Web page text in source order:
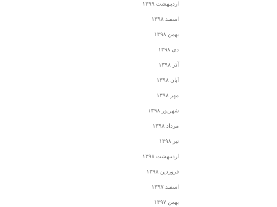
اردیبهشت ۱۳۹۹
اسفند ۱۳۹۸
بهمن ۱۳۹۸
دی ۱۳۹۸
آذر ۱۳۹۸
آبان ۱۳۹۸
مهر ۱۳۹۸
شهریور ۱۳۹۸
مرداد ۱۳۹۸
تیر ۱۳۹۸
اردیبهشت ۱۳۹۸
فروردین ۱۳۹۸
اسفند ۱۳۹۷
بهمن ۱۳۹۷